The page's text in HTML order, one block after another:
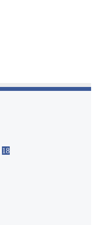
18